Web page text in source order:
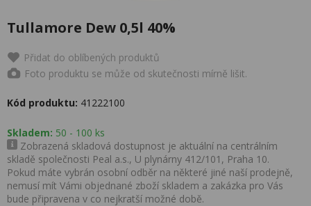
Tullamore Dew 0,5l 40%
Přidat do oblíbených produktů
Foto produktu se může od skutečnosti mírně lišit.
Kód produktu: 41222100
Skladem: 50 - 100 ks
Zobrazená skladová dostupnost je aktuální na centrálním
skladě společnosti Peal a.s., U plynárny 412/101, Praha 10.
Pokud máte vybrán osobní odběr na některé jiné naší prodejně,
nemusí mít Vámi objednané zboží skladem a zakázka pro Vás
bude připravena v co nejkratší možné době.